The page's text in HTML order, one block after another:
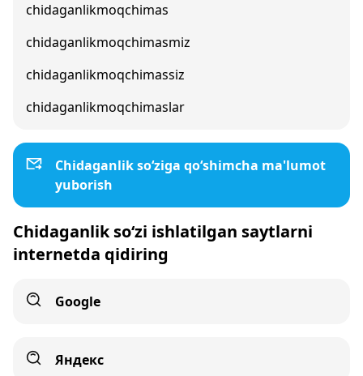
chidaganlikmoqchimas
chidaganlikmoqchimasmiz
chidaganlikmoqchimassiz
chidaganlikmoqchimaslar
Chidaganlik so‘ziga qo‘shimcha ma'lumot
yuborish
Chidaganlik so‘zi ishlatilgan saytlarni
internetda qidiring
Google
Яндекс